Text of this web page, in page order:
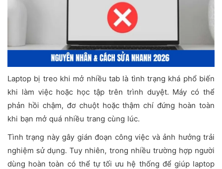
Laptop bị treo khi mở nhiều tab là tình trạng khá phổ biến
khi làm việc hoặc học tập trên trình duyệt. Máy có thể
phản hồi chậm, đơ chuột hoặc thậm chí đứng hoàn toàn
khi bạn mở quá nhiều trang cùng lúc.
Tình trạng này gây gián đoạn công việc và ảnh hưởng trải
nghiệm sử dụng. Tuy nhiên, trong nhiều trường hợp người
dùng hoàn toàn có thể tự tối ưu hệ thống để giúp laptop